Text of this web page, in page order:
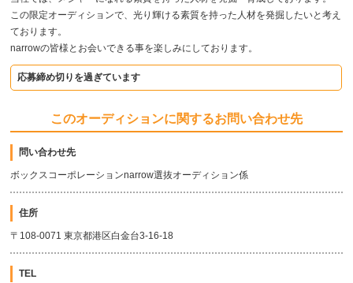
この限定オーディションで、光り輝ける素質を持った人材を発掘したいと考え
ております。
narrowの皆様とお会いできる事を楽しみにしております。
応募締め切りを過ぎています
このオーディションに関するお問い合わせ先
問い合わせ先
ボックスコーポレーションnarrow選抜オーディション係
住所
〒108-0071 東京都港区白金台3-16-18
TEL